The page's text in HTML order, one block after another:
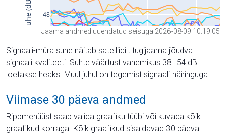
Jaama andmed uuendatud seisuga 2026-08-09 10:19:05
Signaali-müra suhe näitab satelliidilt tugijaama jõudva
signaali kvaliteeti. Suhte väärtust vahemikus 38–54 dB
loetakse heaks. Muul juhul on tegemist signaali häiringuga.
Viimase 30 päeva andmed
Rippmenüüst saab valida graafiku tüübi või kuvada kõik
graafikud korraga. Kõik graafikud sisaldavad 30 päeva